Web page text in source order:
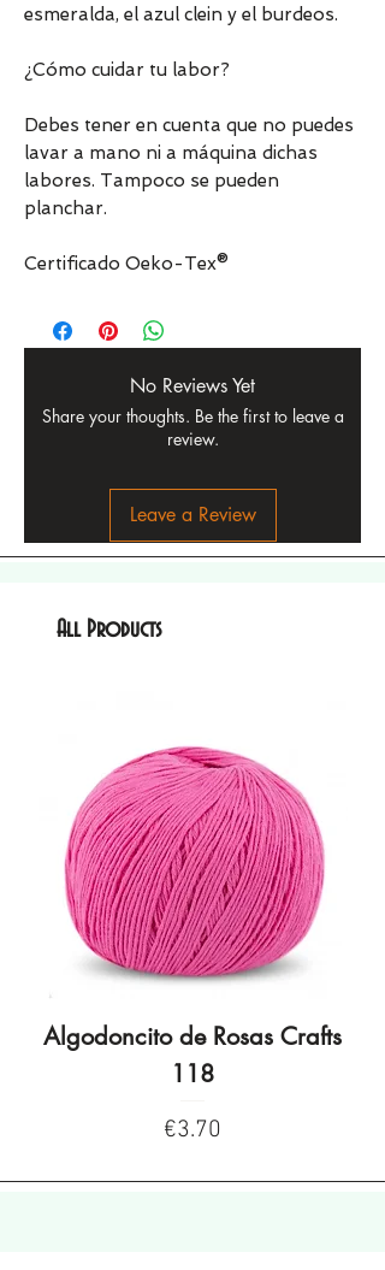
esmeralda, el azul clein y el burdeos.
¿Cómo cuidar tu labor?
Debes tener en cuenta que no puedes
lavar a mano ni a máquina dichas
labores. Tampoco se pueden
planchar.
Certificado Oeko-Tex®
No Reviews Yet
Share your thoughts. Be the first to leave a
review.
Leave a Review
All Products
Algodoncito de Rosas Crafts
118
Price
€3.70